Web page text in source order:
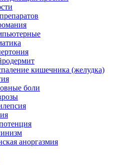
кишечника (желудка)
боли
аноргазмия